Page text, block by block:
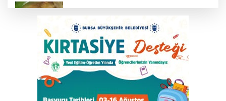
Cumhurbaşkanı Erdoğan, Suudi
Arabistan yolcusu
405 Günde Geliştirilen Süper Otomobil:
Audi Nuvolari